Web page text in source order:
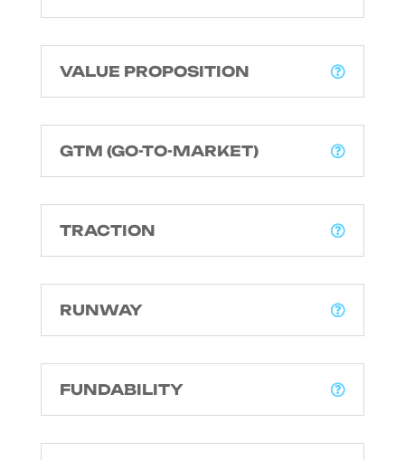
VALUE PROPOSITION
GTM (GO-TO-MARKET)
TRACTION
RUNWAY
FUNDABILITY